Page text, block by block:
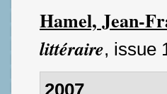
Hamel, Jean-
littéraire, issue
2007